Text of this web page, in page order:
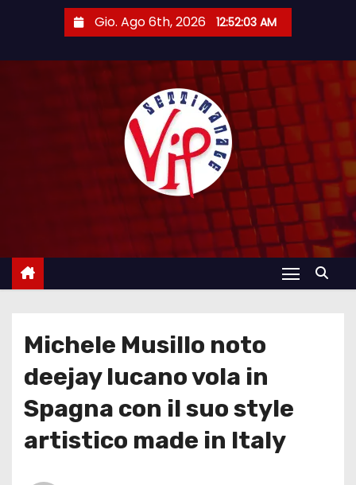
e
Gio. Ago 6th, 2026 12:52:04 AM
Michele Musillo noto
deejay lucano vola in
Spagna con il suo style
artistico made in Italy